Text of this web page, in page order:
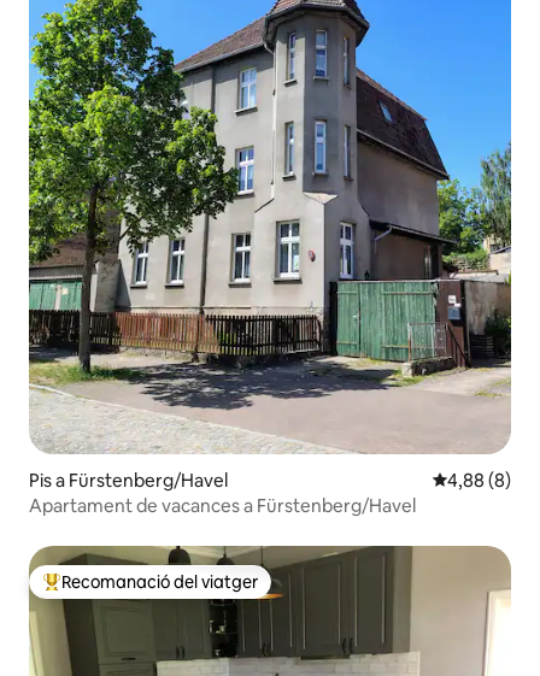
Pis a Fürstenberg/Havel 4,88 de
4,88 (8)
Apartament de vacances a Fürstenberg/Havel
Principals recomanacions dels viatgers
Recomanació del viatger